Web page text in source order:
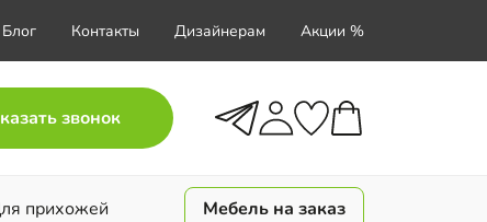
Блог Контакты Дизайнерам Акции %
звонок
прихожей Мебель на заказ